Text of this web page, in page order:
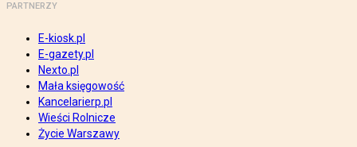
PARTNERZY
E-kiosk.pl
E-gazety.pl
Nexto.pl
Mała księgowość
Kancelarierp.pl
Wieści Rolnicze
Życie Warszawy